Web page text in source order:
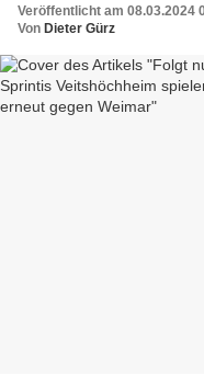
Veröffentlicht am 08.03.2024
Von Dieter Gürz